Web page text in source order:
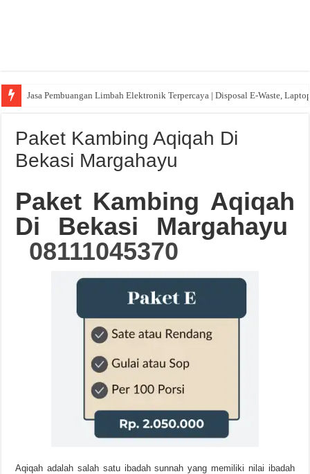
Jasa Pembuangan Limbah Elektronik Terpercaya | Disposal E-Waste,
Paket Kambing Aqiqah Di
Bekasi Margahayu
Paket Kambing Aqiqah
Di Bekasi Margahayu
08111045370
Aqiqah adalah salah satu ibadah sunnah yang memiliki nilai ibadah